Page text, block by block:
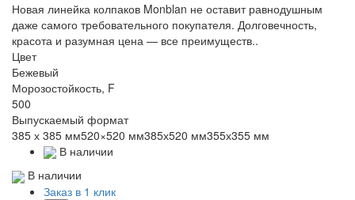
Новая линейка колпаков Monblan не оставит равнодушным
даже самого требовательного покупателя. Долговечность,
красота и разумная цена — все преимуществ..
Цвет
Бежевый
Морозостойкость, F
500
Выпускаемый формат
385 х 385 мм520×520 мм385х520 мм355х355 мм
В наличии
В наличии
Заказ в 1 клик